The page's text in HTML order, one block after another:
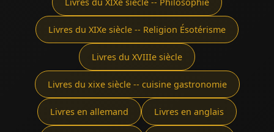
Livres du XIXe siècle -- Religion Ésotérisme
Livres du XVIIIe siècle
Livres du xixe siècle -- cuisine gastronomie
Livres en allemand Livres en anglais